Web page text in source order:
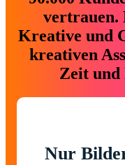
vertrauen.
Kreative und
kreativen
Zeit und
Nur